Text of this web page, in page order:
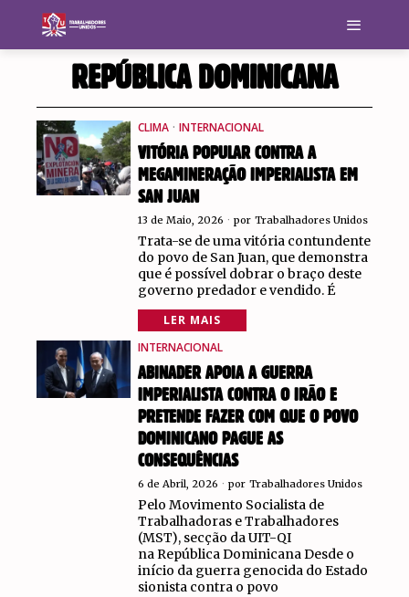
REPÚBLICA DOMINICANA
CLIMA · INTERNACIONAL
VITÓRIA POPULAR CONTRA A
MEGAMINERAÇÃO IMPERIALISTA EM
SAN JUAN
13 de Maio, 2026 por Trabalhadores Unidos
Trata-se de uma vitória contundente
do povo de San Juan, que demonstra
que é possível dobrar o braço deste
governo predador e vendido. É
LER MAIS
INTERNACIONAL
ABINADER APOIA A GUERRA
IMPERIALISTA CONTRA O IRÃO E
PRETENDE FAZER COM QUE O POVO
DOMINICANO PAGUE AS
CONSEQUÊNCIAS
6 de Abril, 2026 por Trabalhadores Unidos
Pelo Movimento Socialista de
Trabalhadoras e Trabalhadores
(MST), secção da UIT-QI
na República Dominicana Desde o
início da guerra genocida do Estado
sionista contra o povo